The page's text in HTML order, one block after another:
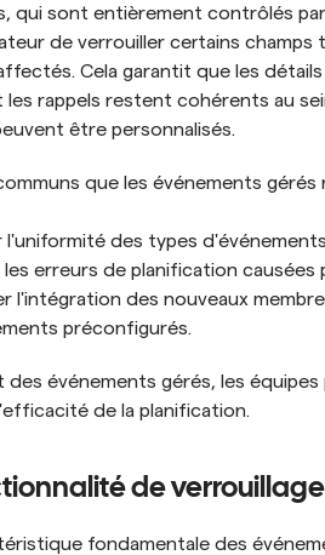
qui sont entièrement contrôlés
de verrouiller certains
Cela garantit que les
les rappels restent cohérents au
être personnalisés.
que les événements
l'uniformité des types
les erreurs de planification
l'intégration des nouveaux
préconfigurés.
des événements gérés, les
de la planification.
de
fondamentale des